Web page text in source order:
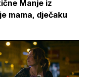
Manje iz
mama, dječaku